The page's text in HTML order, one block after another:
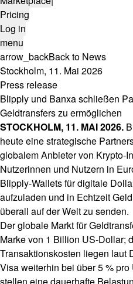
Pricing
Log in
menu
arrow_backBack to News
Stockholm, 11. Mai 2026
Press release
Blipply und Banxa schließen
Geldtransfers zu ermöglichen
STOCKHOLM, 11. MAI 2026.
heute eine strategische
globalem Anbieter von Krypto-
Nutzerinnen und Nutzern in
Blipply-Wallets für digitale
aufzuladen und in Echtzeit
überall auf der Welt zu senden.
Der globale Markt für
Marke von 1 Billion US-Dollar;
Transaktionskosten liegen laut
Visa weiterhin bei über 5 %